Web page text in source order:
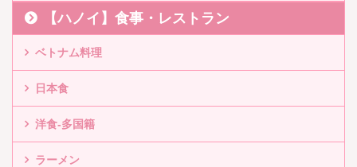
【ハノイ】食事・レストラン
ベトナム料理
日本食
洋食-多国籍
ラーメン